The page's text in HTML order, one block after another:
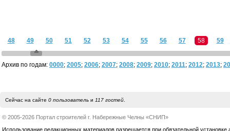
48 49 50 51 52 53 54 55 56 57 58 59
Архив по годам: 0000; 2005; 2006; 2007; 2008; 2009; 2010; 2011; 2012; 2013;
Сейчас на сайте 0 пользовательи 117 гостей.
© 2005-2026 Портал строителей г. Набережные Челны «СНИП»
Использование редакционных материалов разрешается при обязательной установке